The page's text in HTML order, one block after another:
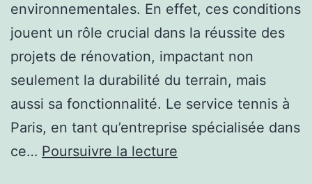
environnementales. En effet, ces conditions
jouent un rôle crucial dans la réussite des
projets de rénovation, impactant non
seulement la durabilité du terrain, mais
aussi sa fonctionnalité. Le service tennis à
Paris, en tant qu’entreprise spécialisée dans
ce… Poursuivre la lecture